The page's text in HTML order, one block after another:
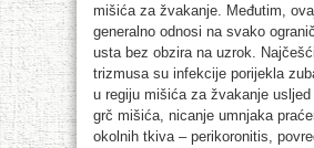
mišića za žvakanje. Međutim,
generalno odnosi na svako
usta bez obzira na uzrok.
trizmusa su infekcije porijekla
u regiju mišića za žvakanje
grč mišića, nicanje umnjaka
okolnih tkiva – perikoronitis,